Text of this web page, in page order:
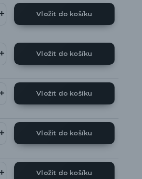
Vložit do košíku
Vložit do košíku
Vložit do košíku
Vložit do košíku
Vložit do košíku